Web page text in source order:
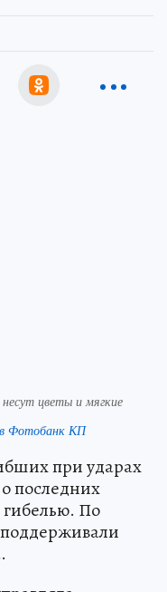
цветы и мягкие
Фотобанк КП
при ударах
последних
По